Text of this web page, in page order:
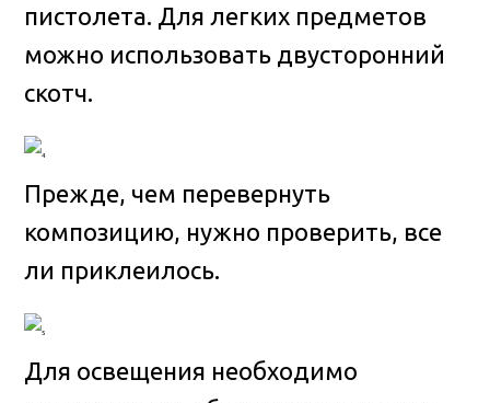
пистолета. Для легких предметов
можно использовать двусторонний
скотч.
Прежде, чем перевернуть
композицию, нужно проверить, все
ли приклеилось.
Для освещения необходимо